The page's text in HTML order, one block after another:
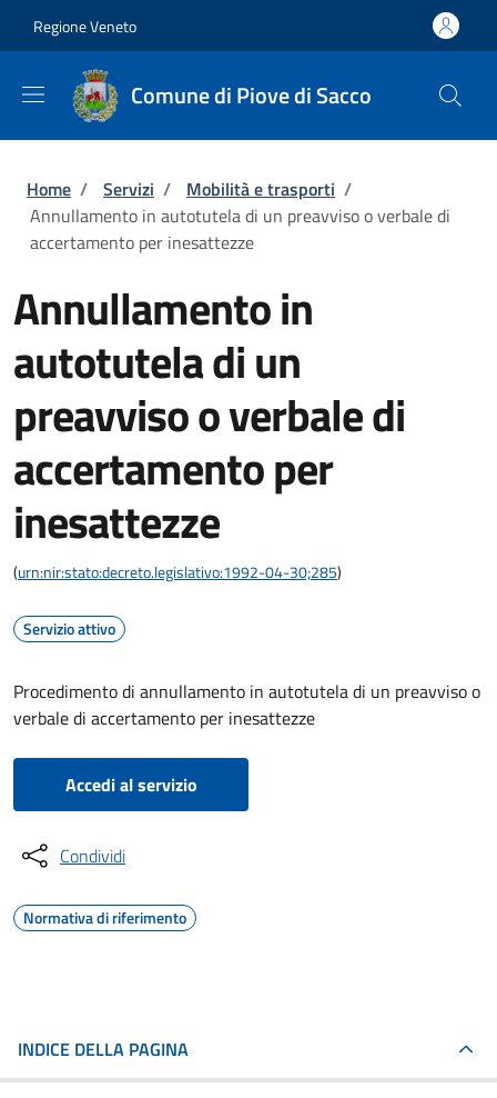
Regione Veneto
Comune di Piove di Sacco
Briciole di pane
Home / Servizi / Mobilità e trasporti /
Annullamento in autotutela di un preavviso o verbale di
accertamento per inesattezze
Annullamento in
autotutela di un
preavviso o verbale di
accertamento per
inesattezze
(urn:nir:stato:decreto.legislativo:1992-04-30;285)
Servizio attivo
Procedimento di annullamento in autotutela di un preavviso o
verbale di accertamento per inesattezze
Accedi al servizio
Condividi
Normativa di riferimento
INDICE DELLA PAGINA